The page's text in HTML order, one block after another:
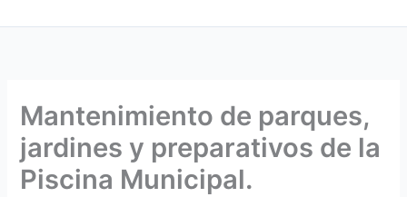
Mantenimiento de parques,
jardines y preparativos de la
Piscina Municipal.